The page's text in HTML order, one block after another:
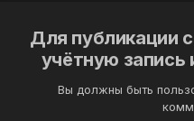
Для публикации
учётную запись
Вы должны быть